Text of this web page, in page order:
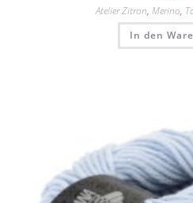
Atelier Zitron, Merino,
In den